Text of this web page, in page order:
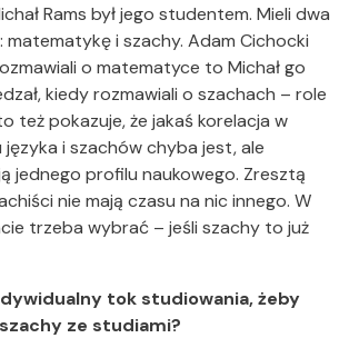
Rams był jego studentem. Mieli dwa
i szachy. Adam Cichocki
o matematyce to Michał go
kiedy rozmawiali o szachach – role
też pokazuje, że jakaś korelacja w
i szachów chyba jest, ale
jednego profilu naukowego. Zresztą
nie mają czasu na nic innego. W
trzeba wybrać – jeśli szachy to już
tok studiowania, żeby
ze studiami?